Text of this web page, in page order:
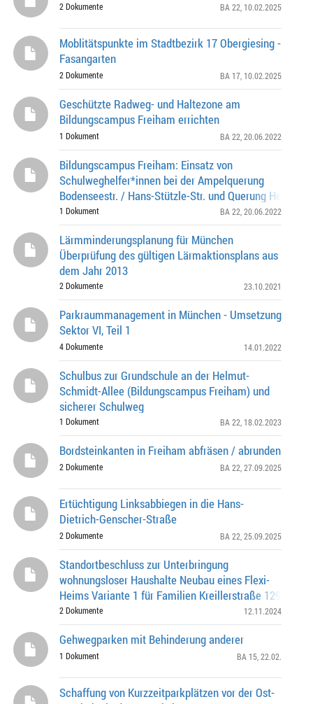
2 Dokumente BA 22 , 10.02.2025
Moblitätspunkte im Stadtbezirk 17 Obergiesing -
Fasangarten
2 Dokumente BA 17 , 10.02.2025
Geschützte Radweg- und Haltezone am
Bildungscampus Freiham errichten
1 Dokument BA 22 , 20.06.2022
Bildungscampus Freiham: Einsatz von
Schulweghelfer*innen bei der Ampelquerung
Bodenseestr. / Hans-Stützle-Str. und Querung Helmut-
Allee, Nördlicher Eingang Bildungscampus Freiham
1 Dokument BA 22 , 20.06.2022
Lärmminderungsplanung für München
Überprüfung des gültigen Lärmaktionsplans aus
dem Jahr 2013
2 Dokumente 23.10.2021
Parkraummanagement in München - Umsetzung
Sektor VI, Teil 1
4 Dokumente 14.01.2022
Schulbus zur Grundschule an der Helmut-
Schmidt-Allee (Bildungscampus Freiham) und
sicherer Schulweg
1 Dokument BA 22 , 18.02.2023
Bordsteinkanten in Freiham abfräsen / abrunden
2 Dokumente BA 22 , 27.09.2025
Ertüchtigung Linksabbiegen in die Hans-
Dietrich-Genscher-Straße
2 Dokumente BA 22 , 25.09.2025
Standortbeschluss zur Unterbringung
wohnungsloser Haushalte Neubau eines Flexi-
Heims Variante 1 für Familien Kreillerstraße 129 14.
Stadtbezirk - Berg am Laim Beauftragung zur
2 Dokumente 12.11.2024
Gehwegparken mit Behinderung anderer
1 Dokument BA 15 , 22.02.
Schaffung von Kurzzeitparkplätzen vor der Ost-